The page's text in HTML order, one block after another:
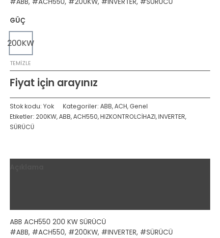
GÜÇ
200KW
TEMIZLE
Fiyat için arayınız
Stok kodu: Yok Kategoriler: ABB,ACH,Genel
Etiketler: 200KW,ABB,ACH550,HIZKONTROLCİHAZI,INVERTER,
SÜRÜCÜ
ABB ACH550 200 KW SÜRÜCÜ
#ABB, #ACH550, #200KW, #INVERTER, #SÜRÜCÜ